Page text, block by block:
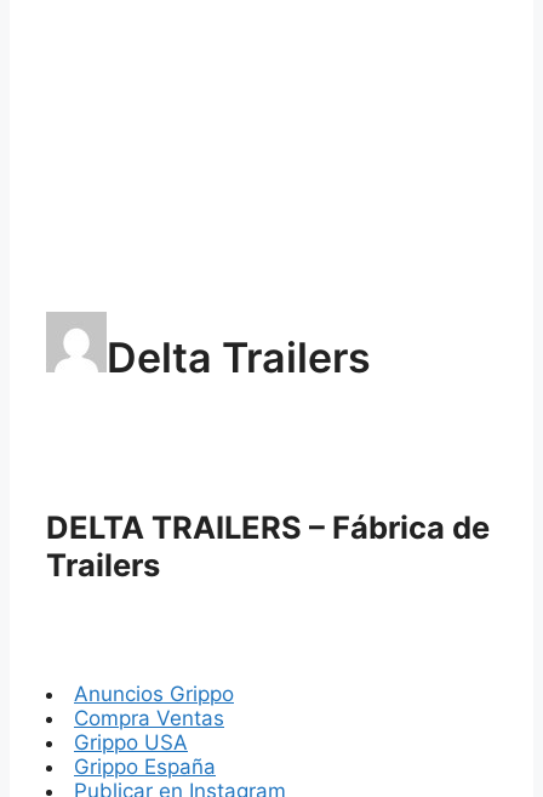
Delta Trailers
DELTA TRAILERS – Fábrica de
Trailers
Anuncios Grippo
Compra Ventas
Grippo USA
Grippo España
Publicar en Instagram